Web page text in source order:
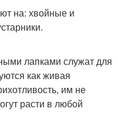
на: хвойные и
лапками служат для
как живая
им не
расти в любой